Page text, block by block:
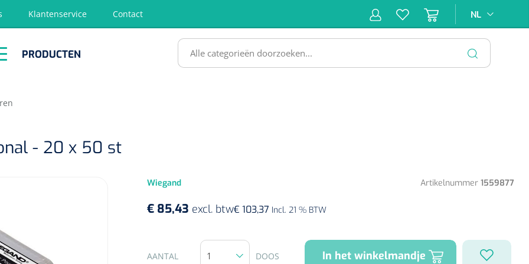
Klantenservice Contact NL
PRODUCTEN
- 20 x 50 st
Wiegand Artikelnummer 1559877
€ 85,43 excl. btw€ 103,37 Incl. 21 % BTW
AANTAL DOOS In het winkelmandje